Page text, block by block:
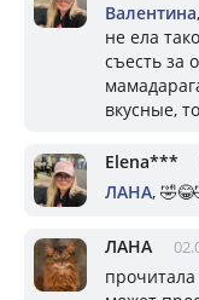
Валентина
не ела
съесть за
вкусные,
Elena***
ЛАНА,
ЛАНА